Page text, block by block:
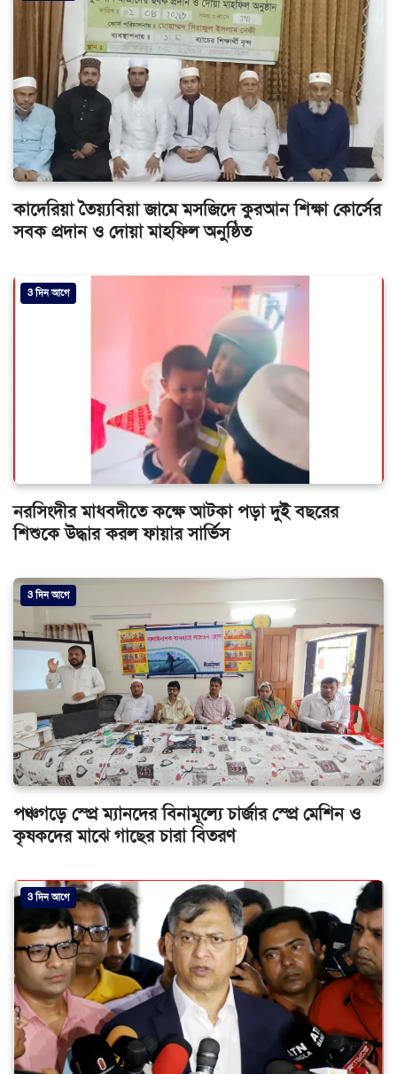
কাদেরিয়া তৈয়্যবিয়া জামে মসজিদে কুরআন শিক্ষা কোর্সের
সবক প্রদান ও দোয়া মাহফিল অনুষ্ঠিত
3 দিন আগে
নরসিংদীর মাধবদীতে কক্ষে আটকা পড়া দুই বছরের
শিশুকে উদ্ধার করল ফায়ার সার্ভিস
3 দিন আগে
পঞ্চগড়ে স্প্রে ম্যানদের বিনামূল্যে চার্জার স্প্রে মেশিন ও
কৃষকদের মাঝে গাছের চারা বিতরণ
3 দিন আগে